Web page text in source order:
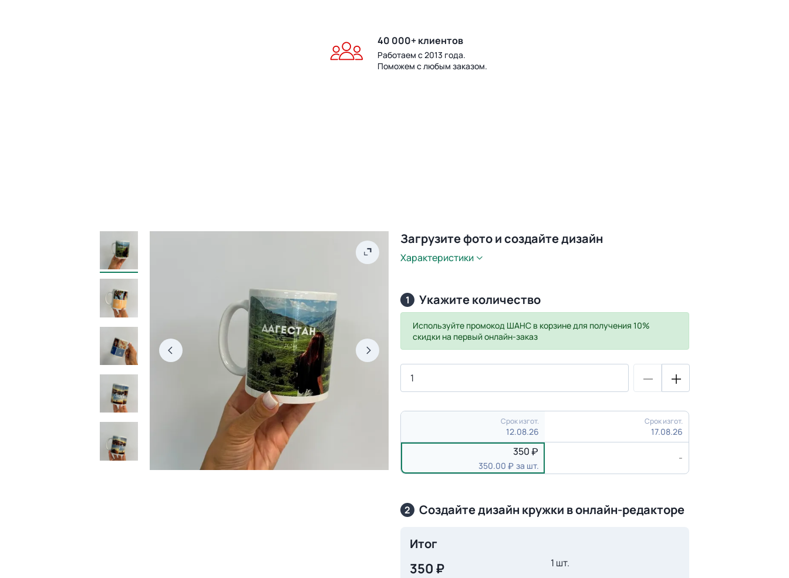
40 000+ клиентов
Работаем с 2013 года.
Поможем с любым заказом.
Загрузите фото и создайте дизайн
Характеристики
1 Укажите количество
Используйте промокод ШАНС в корзине для получения 10%
скидки на первый онлайн-заказ
Срок изгот.
12.08.26
Срок изгот.
17.08.26
350
350.00 за шт.
-
2 Создайте дизайн кружки в онлайн-редакторе
Итог
350 ₽ 1 шт.